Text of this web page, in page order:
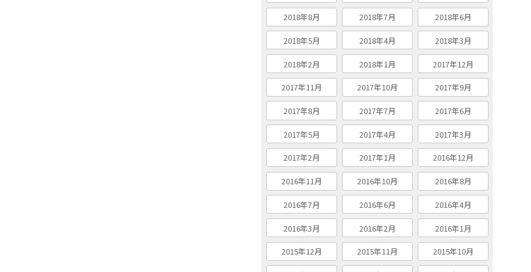
2018年8月 2018年7月 2018年6月
2018年5月 2018年4月 2018年3月
2018年2月 2018年1月 2017年12月
2017年11月 2017年10月 2017年9月
2017年8月 2017年7月 2017年6月
2017年5月 2017年4月 2017年3月
2017年2月 2017年1月 2016年12月
2016年11月 2016年10月 2016年8月
2016年7月 2016年6月 2016年4月
2016年3月 2016年2月 2016年1月
2015年12月 2015年11月 2015年10月